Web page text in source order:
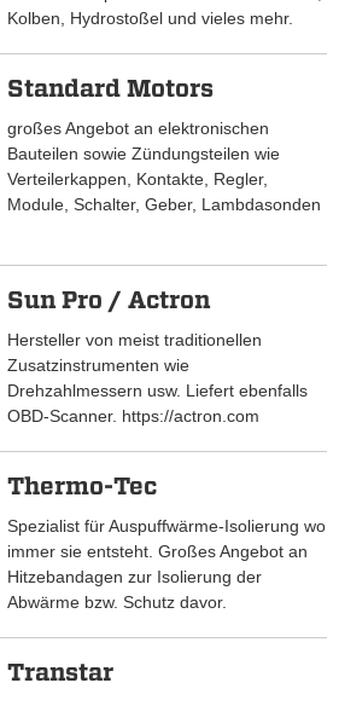
Kolben, Hydrostoßel und vieles mehr.
Standard Motors
großes Angebot an elektronischen
Bauteilen sowie Zündungsteilen wie
Verteilerkappen, Kontakte, Regler,
Module, Schalter, Geber, Lambdasonden
Sun Pro / Actron
Hersteller von meist traditionellen
Zusatzinstrumenten wie
Drehzahlmessern usw. Liefert ebenfalls
OBD-Scanner. https://actron.com
Thermo-Tec
Spezialist für Auspuffwärme-Isolierung wo
immer sie entsteht. Großes Angebot an
Hitzebandagen zur Isolierung der
Abwärme bzw. Schutz davor.
Transtar